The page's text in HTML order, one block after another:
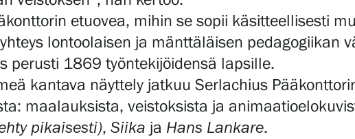
etuovea, mihin se sopii käsitteellisesti
lontoolaisen ja mänttäläisen pedagogiikan
perusti 1869 työntekijöidensä lapsille.
kantava näyttely jatkuu Serlachius
maalauksista, veistoksista ja
pikaisesti), Siika ja Hans Lankare.